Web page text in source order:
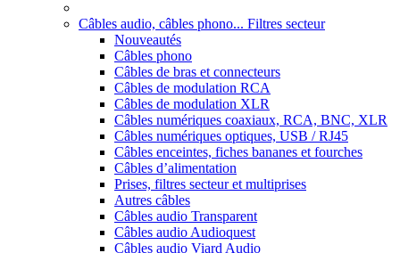
Câbles audio, câbles phono... Filtres secteur
Nouveautés
Câbles phono
Câbles de bras et connecteurs
Câbles de modulation RCA
Câbles de modulation XLR
Câbles numériques coaxiaux, RCA, BNC, XLR
Câbles numériques optiques, USB / RJ45
Câbles enceintes, fiches bananes et fourches
Câbles d’alimentation
Prises, filtres secteur et multiprises
Autres câbles
Câbles audio Transparent
Câbles audio Audioquest
Câbles audio Viard Audio